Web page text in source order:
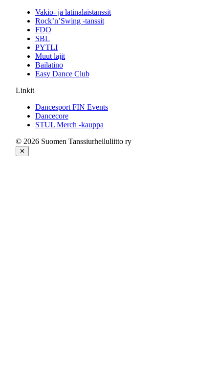
Vakio- ja latinalaistanssit
Rock’n’Swing -tanssit
FDO
SBL
PYTLI
Muut lajit
Bailatino
Easy Dance Club
Linkit
Dancesport FIN Events
Dancecore
STUL Merch -kauppa
© 2026 Suomen Tanssiurheiluliitto ry
✕